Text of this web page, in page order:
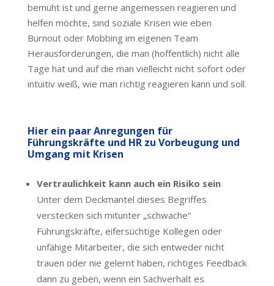
bemüht ist und gerne angemessen reagieren und
helfen möchte, sind soziale Krisen wie eben
Burnout oder Mobbing im eigenen Team
Herausforderungen, die man (hoffentlich) nicht alle
Tage hat und auf die man vielleicht nicht sofort oder
intuitiv weiß, wie man richtig reagieren kann und soll.
Hier ein paar Anregungen für
Führungskräfte und HR zu Vorbeugung und
Umgang mit Krisen
Vertraulichkeit kann auch ein Risiko sein
Unter dem Deckmantel dieses Begriffes
verstecken sich mitunter „schwache“
Führungskräfte, eifersüchtige Kollegen oder
unfähige Mitarbeiter, die sich entweder nicht
trauen oder nie gelernt haben, richtiges Feedback
dann zu geben, wenn ein Sachverhalt es